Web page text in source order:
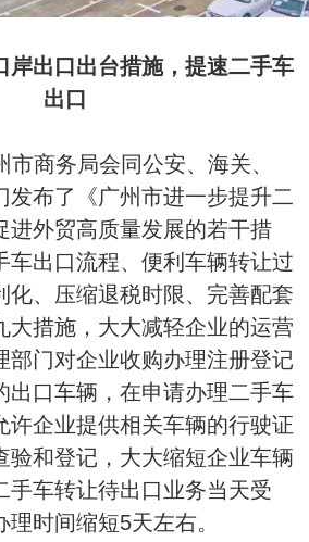
岸出口出台措施，提速二手车
出口
市商务局会同公安、海关、
发布了《广州市进一步提升二
进外贸高质量发展的若干措
车出口流程、便利车辆转让过
化、压缩退税时限、完善配套
大措施，大大减轻企业的运营
部门对企业收购办理注册登记
出口车辆，在申请办理二手车
许企业提供相关车辆的行驶证
验和登记，大大缩短企业车辆
手车转让待出口业务当天受
时间缩短5天左右。